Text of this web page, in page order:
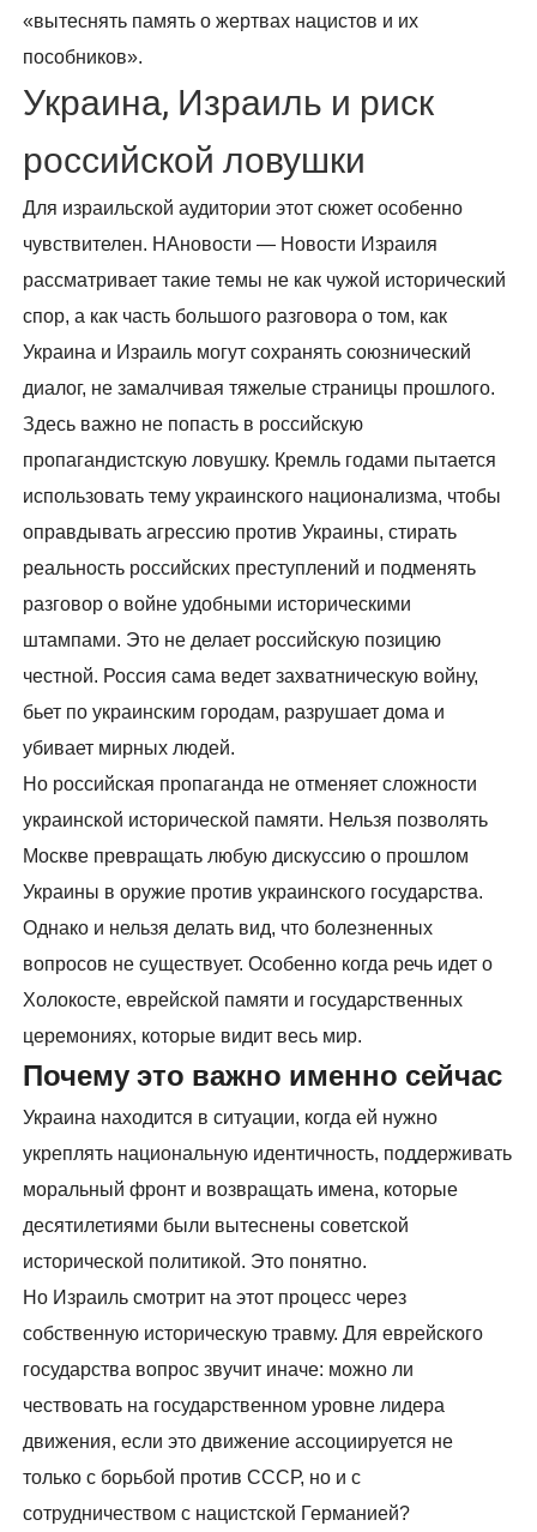
«вытеснять память о жертвах нацистов и их
пособников».
Украина, Израиль и риск
российской ловушки
Для израильской аудитории этот сюжет особенно
чувствителен. НАновости — Новости Израиля
рассматривает такие темы не как чужой исторический
спор, а как часть большого разговора о том, как
Украина и Израиль могут сохранять союзнический
диалог, не замалчивая тяжелые страницы прошлого.
Здесь важно не попасть в российскую
пропагандистскую ловушку. Кремль годами пытается
использовать тему украинского национализма, чтобы
оправдывать агрессию против Украины, стирать
реальность российских преступлений и подменять
разговор о войне удобными историческими
штампами. Это не делает российскую позицию
честной. Россия сама ведет захватническую войну,
бьет по украинским городам, разрушает дома и
убивает мирных людей.
Но российская пропаганда не отменяет сложности
украинской исторической памяти. Нельзя позволять
Москве превращать любую дискуссию о прошлом
Украины в оружие против украинского государства.
Однако и нельзя делать вид, что болезненных
вопросов не существует. Особенно когда речь идет о
Холокосте, еврейской памяти и государственных
церемониях, которые видит весь мир.
Почему это важно именно сейчас
Украина находится в ситуации, когда ей нужно
укреплять национальную идентичность, поддерживать
моральный фронт и возвращать имена, которые
десятилетиями были вытеснены советской
исторической политикой. Это понятно.
Но Израиль смотрит на этот процесс через
собственную историческую травму. Для еврейского
государства вопрос звучит иначе: можно ли
чествовать на государственном уровне лидера
движения, если это движение ассоциируется не
только с борьбой против СССР, но и с
сотрудничеством с нацистской Германией?